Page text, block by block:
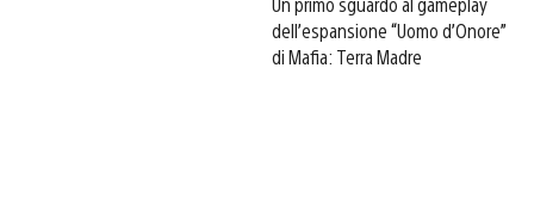
dell’espansione “Uomo d’Onore”
di Mafia: Terra Madre